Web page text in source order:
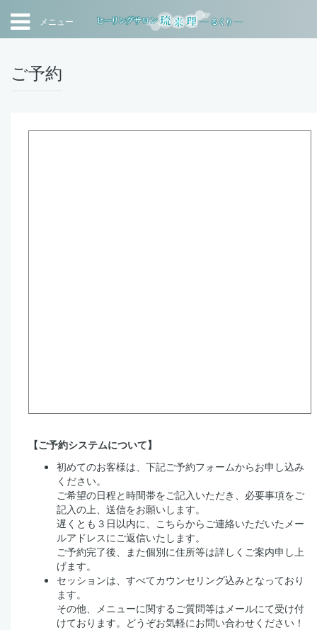
メニュー
ご予約
【ご予約システムについて】
初めてのお客様は、下記ご予約フォームからお申し込み
ください。
ご希望の日程と時間帯をご記入いただき、必要事項をご
記入の上、送信をお願いします。
遅くとも３日以内に、こちらからご連絡いただいたメー
ルアドレスにご返信いたします。
ご予約完了後、また個別に住所等は詳しくご案内申し上
げます。
セッションは、すべてカウンセリング込みとなっており
ます。
その他、メニューに関するご質問等はメールにて受け付
けております。どうぞお気軽にお問い合わせください！